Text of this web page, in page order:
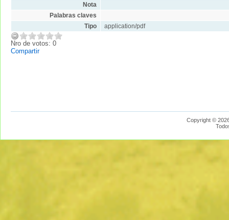
Nota
Palabras claves
Tipo
application/pdf
Nro de votos: 0
Compartir
Copyright ©